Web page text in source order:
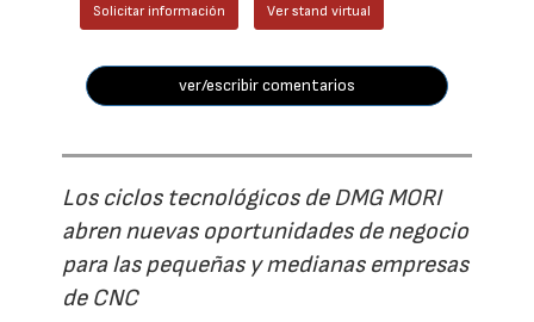
Solicitar información Ver stand virtual
ver/escribir comentarios
Los ciclos tecnológicos de DMG MORI
abren nuevas oportunidades de negocio
para las pequeñas y medianas empresas
de CNC